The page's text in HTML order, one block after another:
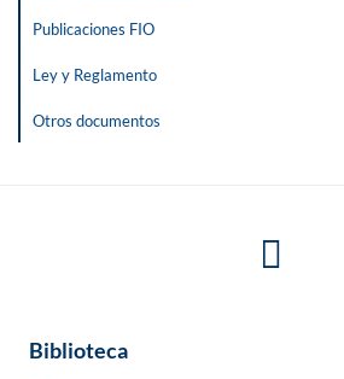
Publicaciones FIO
Ley y Reglamento
Otros documentos
Biblioteca